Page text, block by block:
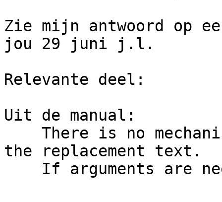
Zie mijn antwoord op
jou 29 juni j.l.
Relevante deel:
Uit de manual:
the replacement text.